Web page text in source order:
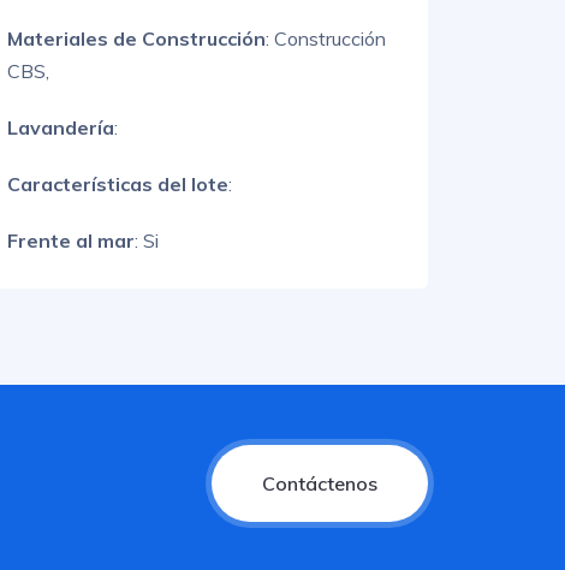
Materiales de Construcción: Construcción
CBS,
Lavandería:
Características del lote:
Frente al mar: Si
Contáctenos